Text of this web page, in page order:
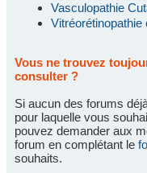
Vasculopathie
Vous ne trouvez
consulter ?
Si aucun des forums
pour laquelle vous
pouvez demander aux
forum en complétant le
souhaits.